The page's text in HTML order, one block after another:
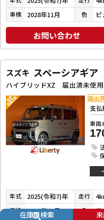
車検 2028年11月 色
お問い合わせ
スズキ スペーシアギア
支
車両
届出
年式 2025(令和7)年 走行
車検 2028年11月 色
在庫車検索